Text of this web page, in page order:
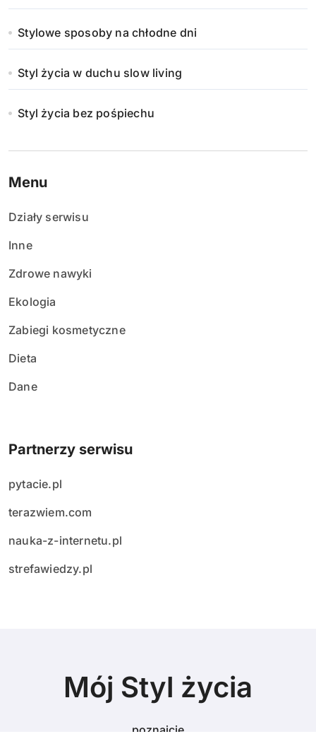
Stylowe sposoby na chłodne dni
Styl życia w duchu slow living
Styl życia bez pośpiechu
Menu
Działy serwisu
Inne
Zdrowe nawyki
Ekologia
Zabiegi kosmetyczne
Dieta
Dane
Partnerzy serwisu
pytacie.pl
terazwiem.com
nauka-z-internetu.pl
strefawiedzy.pl
Mój Styl życia
poznajcie